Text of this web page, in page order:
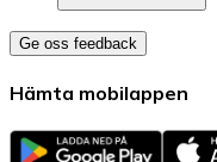
Ge oss feedback
Hämta mobilappen